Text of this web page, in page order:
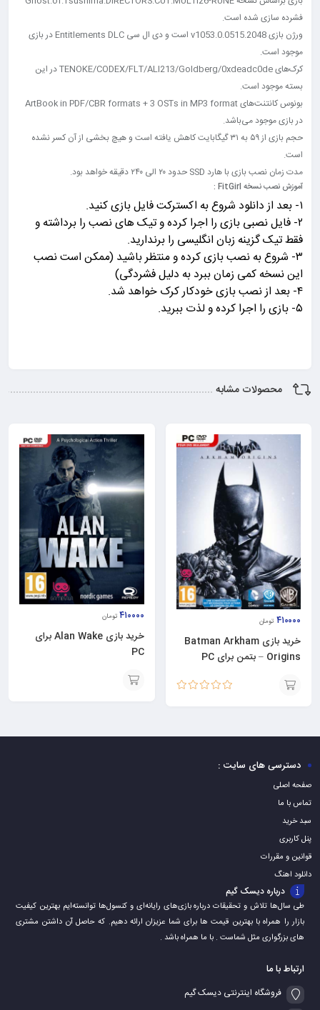
فشرده سازی شده است.
ورژن بازی v1053.0.0515.2048 است و دی ال سی Entitlements DLC در بازی
موجود است.
کرک‌های TENOKE/CODEX/FLT/ALI213/Goldberg/0xdeadc0de در این
بسته موجود است.
بونوس کانتنت‌های ArtBook in PDF/CBR formats + 3 OSTs in MP3 format
در بازی موجود می‌باشد.
حجم بازی از ۵۹ به ۳۱ گیگابایت کاهش یافته است و هیچ بخشی از آن کسر نشده
است.
مدت زمان نصب بازی با هارد SSD حدود ۲۰ الی ۲۴۰ دقیقه خواهد بود.
آموزش نصب نسخه FitGirl :
۱- بعد از دانلود شروع به اکسترکت فایل بازی کنید.
۲- فایل نصبی بازی را اجرا کرده و تیک های نصب را برداشته و
فقط تیک گزینه زبان انگلیسی را برندارید.
۳- شروع به نصب بازی کرده و منتظر باشید (ممکن است نصب
این نسخه کمی زمان ببرد به دلیل فشردگی)
۴- بعد از نصب بازی خودکار کرک خواهد شد.
۵- بازی را اجرا کرده و لذت ببرید.
محصولات مشابه
۴۱۰۰۰۰ تومان
خرید بازی Batman Arkham
Origins – بتمن برای PC
۴۱۰۰۰۰ تومان
خرید بازی Alan Wake برای
PC
دسترسی های سایت :
صفحه اصلی
تماس با ما
سبد خرید
پنل کاربری
قوانین و مقررات
دانلود اهنگ
درباره دیسک گیم
طی سال‌ها تلاش و تحقیقات درباره بازی‌های رایانه‌ای و کنسول‌ها توانسته‌ایم بهترین کیفیت
بازار را همراه با بهترین قیمت ها برای شما عزیزان ارائه دهیم. که حاصل آن داشتن مشتری
های بزرگواری مثل شماست . با ما همراه باشد .
ارتباط با ما
فروشگاه اینترنتی دیسک گیم